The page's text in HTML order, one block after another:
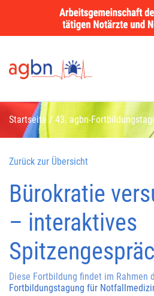
Startseite/ 43. agbn-
Bürokratie versus Blaulicht –
Zurück zur Übersicht
Bürokratie
– interaktives
Diese Fortbildung findet im Rahmen
Fortbildungstagung für